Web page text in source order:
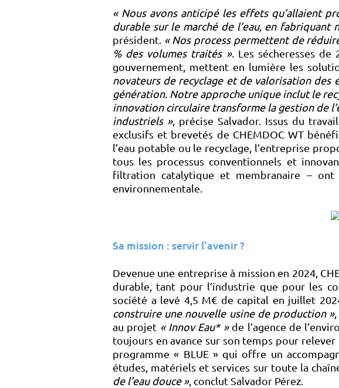
« Nous avons anticipé les effets qu’allaient
durable sur le marché de l’eau, en
président. « Nos process permettent de
% des volumes traités ».Les sécheresses de
gouvernement, mettent en lumière les
novateurs de recyclage et de valorisation
génération. Notre approche unique inclut le
innovation circulaire transforme la gestion de
industriels », précise Salvador. Issus du
exclusifs et brevetés de CHEMDOC WT
l’eau potable ou le recyclage, l’entreprise
tous les processus conventionnels et
filtration catalytique et membranaire –
environnementale.
Sa mission : servir l’avenir ?
Devenue une entreprise à mission en 2024,
durable, tant pour l’industrie que pour les
société a levé 4,5 M€ de capital en juillet
construire une nouvelle usine de production »
au projet « Innov Eau* »de l’agence de
toujours en avance sur son temps pour
programme « BLUE » qui offre un
études, matériels et services sur toute la
de l’eau douce », conclut Salvador Pérez.